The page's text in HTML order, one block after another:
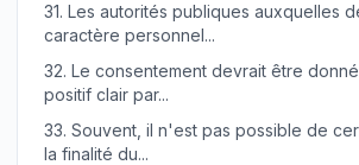
31. Les autorités publiques auxquelles
caractère personnel...
32. Le consentement devrait être
positif clair par...
33. Souvent, il n'est pas possible de
la finalité du...